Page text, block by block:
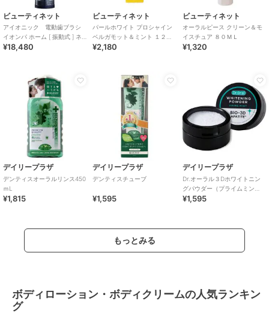
ビューティネット
アイオニック 電動歯ブラシ
イオンパ ホーム [ 振動式 ] ネ
イビーブルー
¥18,480
ビューティネット
パールホワイト プロシャイン
ベルガモット＆ミント １２０
Ｇ
¥2,180
ビューティネット
オーラルピース クリーン＆モ
イスチュア ８０ＭＬ
¥1,320
デイリープラザ
デンティスオーラルリンス450
ｍL
¥1,815
デイリープラザ
デンティスチューブ
¥1,595
デイリープラザ
Dr.オーラル３Dホワイトニン
グパウダー（プライムミン
ト）
¥1,595
もっとみる
ボディローション・ボディクリームの人気ランキン
グ